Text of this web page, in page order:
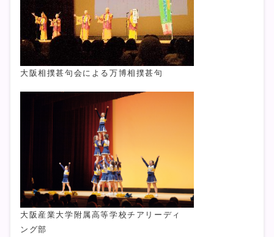
大阪相撲甚句会による万博相撲甚句
大阪産業大学附属高等学校チアリーディ
ング部